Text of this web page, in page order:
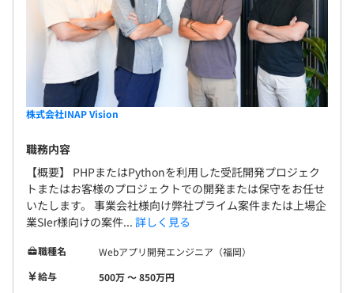
株式会社INAP Vision
職務内容
【概要】 PHPまたはPythonを利用した受託開発プロジェク
トまたはお客様のプロジェクトでの開発または保守をお任せ
いたします。 事業会社様向け弊社プライム案件または上場企
業SIer様向けの案件... 詳しく見る
職種名
Webアプリ開発エンジニア（福岡）
給与
500万 〜 850万円